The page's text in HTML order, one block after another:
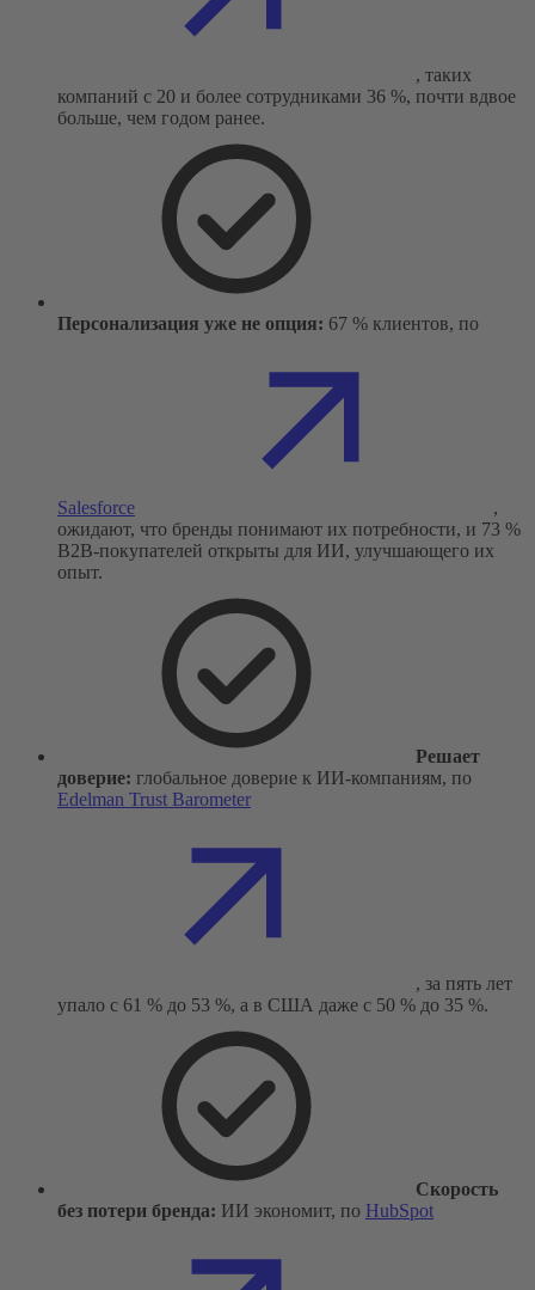
, таких
компаний с 20 и более сотрудниками 36 %, почти вдвое
больше, чем годом ранее.
Персонализация уже не опция: 67 % клиентов, по
Salesforce
,
ожидают, что бренды понимают их потребности, и 73 %
B2B-покупателей открыты для ИИ, улучшающего их
опыт.
Решает
доверие: глобальное доверие к ИИ-компаниям, по
Edelman Trust Barometer
, за пять лет
упало с 61 % до 53 %, а в США даже с 50 % до 35 %.
Скорость
без потери бренда: ИИ экономит, по HubSpot